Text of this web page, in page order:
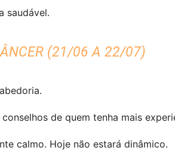
saudável.
(21/06 A 22/07)
de quem tenha mais
calmo. Hoje não estará dinâmico.